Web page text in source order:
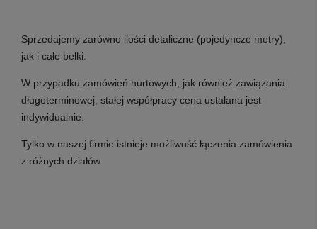
Sprzedajemy zarówno ilości detaliczne (pojedyncze metry),
jak i całe belki.
W przypadku zamówień hurtowych, jak również zawiązania
długoterminowej, stałej współpracy cena ustalana jest
indywidualnie.
Tylko w naszej firmie istnieje możliwość łączenia zamówienia
z różnych działów.